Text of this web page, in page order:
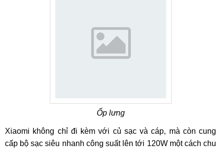
Ốp lưng
Xiaomi không chỉ đi kèm với củ sạc và cáp, mà còn cung
cấp bộ sạc siêu nhanh công suất lên tới 120W một cách chu